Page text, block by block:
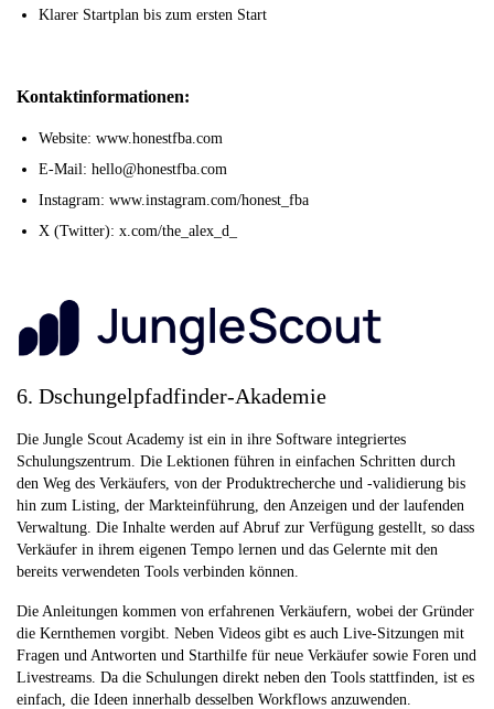
Klarer Startplan bis zum ersten Start
Kontaktinformationen:
Website: www.honestfba.com
E-Mail: hello@honestfba.com
Instagram: www.instagram.com/honest_fba
X (Twitter): x.com/the_alex_d_
6. Dschungelpfadfinder-Akademie
Die Jungle Scout Academy ist ein in ihre Software integriertes
Schulungszentrum. Die Lektionen führen in einfachen Schritten durch
den Weg des Verkäufers, von der Produktrecherche und -validierung bis
hin zum Listing, der Markteinführung, den Anzeigen und der laufenden
Verwaltung. Die Inhalte werden auf Abruf zur Verfügung gestellt, so dass
Verkäufer in ihrem eigenen Tempo lernen und das Gelernte mit den
bereits verwendeten Tools verbinden können.
Die Anleitungen kommen von erfahrenen Verkäufern, wobei der Gründer
die Kernthemen vorgibt. Neben Videos gibt es auch Live-Sitzungen mit
Fragen und Antworten und Starthilfe für neue Verkäufer sowie Foren und
Livestreams. Da die Schulungen direkt neben den Tools stattfinden, ist es
einfach, die Ideen innerhalb desselben Workflows anzuwenden.